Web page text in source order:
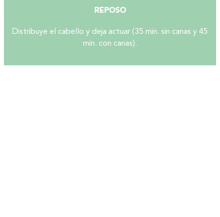
REPOSO
Distribuye el cabello y deja actuar (35 min. sin canas y 45
min. con canas).